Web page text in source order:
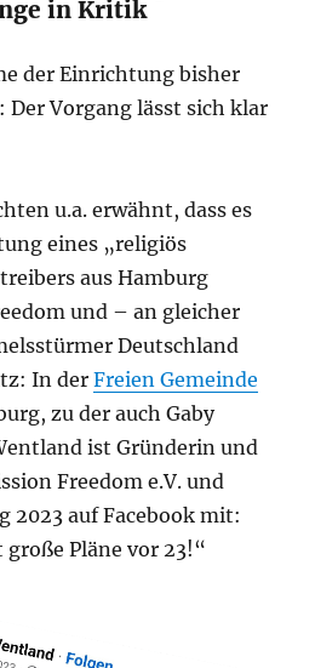
in Kritik
der Einrichtung bisher
Vorgang lässt sich klar
u.a. erwähnt, dass es
eines „religiös
aus Hamburg
und – an gleicher
Deutschland
In derFreien Gemeinde
zu der auch Gaby
ist Gründerin und
Freedom e.V. und
2023 auf Facebook mit:
Pläne vor 23!“